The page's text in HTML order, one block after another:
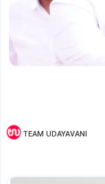
TEAM UDAYAVANI